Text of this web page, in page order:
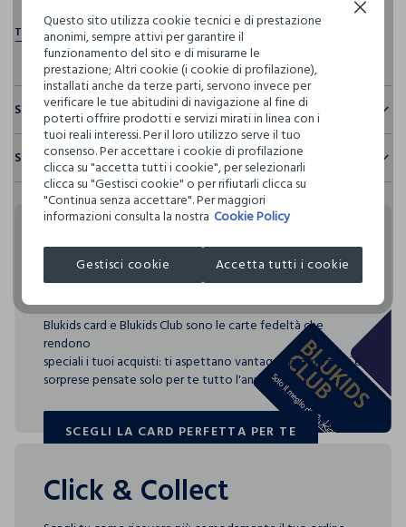
Sostenibilità e trasparenza
Sicurezza
Il 100% dei nostri articoli viene sottoposto a test chimico-
fisici, per verificarne il rispetto dei limiti che abbiamo
definito per l’uso di sostanze chimiche, talvolta anche più
restrittivi rispetto a quelli previsti dalla normativa
Clicca qui per vedere i dettagli
I nostri fornitori
ZACOBI S.P.A.
MADE IN ITALY
Spedizione e resi
Hai fino a 30 giorni dalla consegna del tuo ordine online per
cambiare idea e restituire i prodotti che hai acquistato.
Rendi speciali i tuoi
acquisti
Blukids card e Blukids Club sono le carte fedeltà che
rendono
speciali i tuoi acquisti: ti aspettano vantaggi, promozioni e
sorprese pensate solo per te tutto l'anno!
SCEGLI LA CARD PERFETTA PER TE
SCEGLI LA CARD PERFETTA PER TE
Click & Collect
Questo sito utilizza cookie tecnici e di prestazione
anonimi, sempre attivi per garantire il
funzionamento del sito e di misurarne le
prestazione; Altri cookie (i cookie di profilazione),
installati anche da terze parti, servono invece per
verificare le tue abitudini di navigazione al fine di
poterti offrire prodotti e servizi mirati in linea con i
tuoi reali interessi. Per il loro utilizzo serve il tuo
consenso. Per accettare i cookie di profilazione
clicca su "accetta tutti i cookie", per selezionarli
clicca su "Gestisci cookie" o per rifiutarli clicca su
"Continua senza accettare". Per maggiori
informazioni consulta la nostra Cookie Policy
Gestisci cookie Accetta tutti i cookie
Continua senza accettare